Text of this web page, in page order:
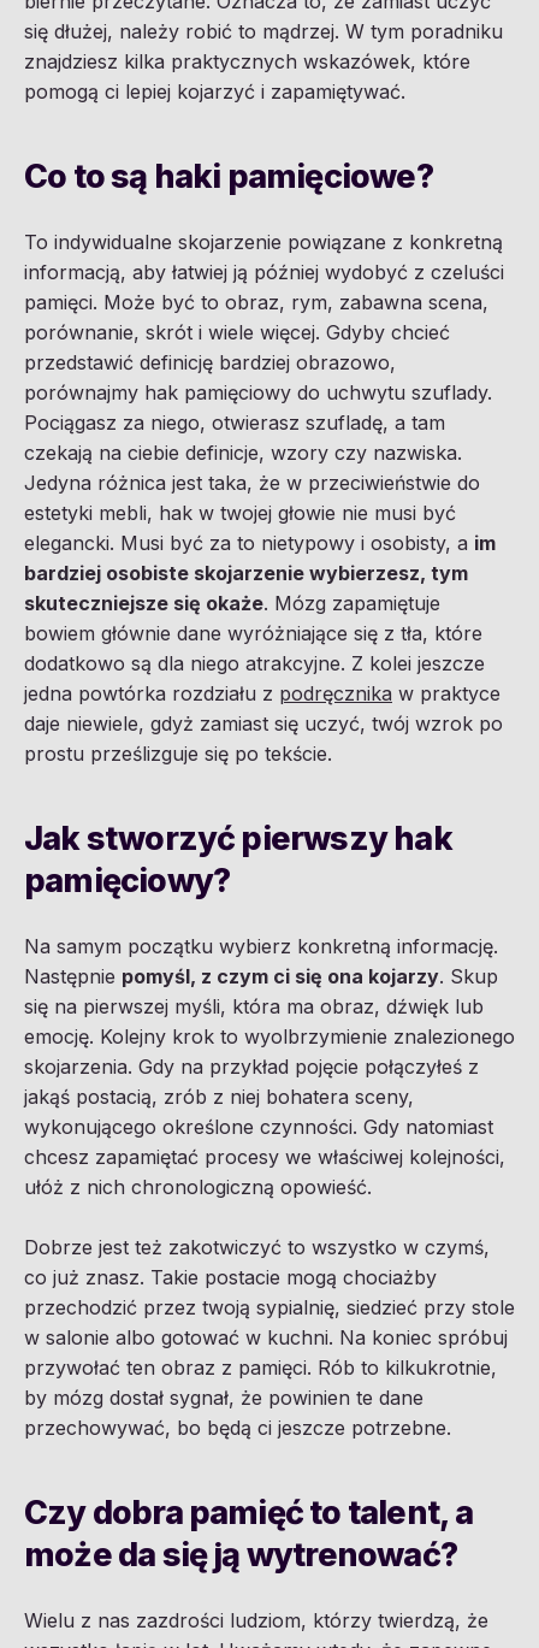
się dłużej, należy robić to mądrzej. W tym poradniku
znajdziesz kilka praktycznych wskazówek, które
pomogą ci lepiej kojarzyć i zapamiętywać.
Co to są haki pamięciowe?
To indywidualne skojarzenie powiązane z konkretną
informacją, aby łatwiej ją później wydobyć z czeluści
pamięci. Może być to obraz, rym, zabawna scena,
porównanie, skrót i wiele więcej. Gdyby chcieć
przedstawić definicję bardziej obrazowo,
porównajmy hak pamięciowy do uchwytu szuflady.
Pociągasz za niego, otwierasz szufladę, a tam
czekają na ciebie definicje, wzory czy nazwiska.
Jedyna różnica jest taka, że w przeciwieństwie do
estetyki mebli, hak w twojej głowie nie musi być
elegancki. Musi być za to nietypowy i osobisty, a im
bardziej osobiste skojarzenie wybierzesz, tym
skuteczniejsze się okaże. Mózg zapamiętuje
bowiem głównie dane wyróżniające się z tła, które
dodatkowo są dla niego atrakcyjne. Z kolei jeszcze
jedna powtórka rozdziału z podręcznika w praktyce
daje niewiele, gdyż zamiast się uczyć, twój wzrok po
prostu prześlizguje się po tekście.
Jak stworzyć pierwszy hak
pamięciowy?
Na samym początku wybierz konkretną informację.
Następnie pomyśl, z czym ci się ona kojarzy. Skup
się na pierwszej myśli, która ma obraz, dźwięk lub
emocję. Kolejny krok to wyolbrzymienie znalezionego
skojarzenia. Gdy na przykład pojęcie połączyłeś z
jakąś postacią, zrób z niej bohatera sceny,
wykonującego określone czynności. Gdy natomiast
chcesz zapamiętać procesy we właściwej kolejności,
ułóż z nich chronologiczną opowieść.
Dobrze jest też zakotwiczyć to wszystko w czymś,
co już znasz. Takie postacie mogą chociażby
przechodzić przez twoją sypialnię, siedzieć przy stole
w salonie albo gotować w kuchni. Na koniec spróbuj
przywołać ten obraz z pamięci. Rób to kilkukrotnie,
by mózg dostał sygnał, że powinien te dane
przechowywać, bo będą ci jeszcze potrzebne.
Czy dobra pamięć to talent, a
może da się ją wytrenować?
Wielu z nas zazdrości ludziom, którzy twierdzą, że